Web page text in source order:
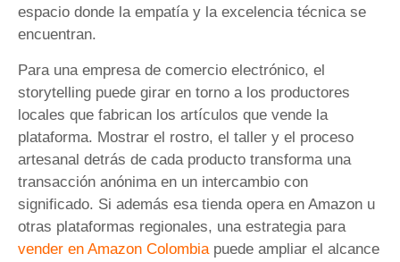
espacio donde la empatía y la excelencia técnica se
encuentran.
Para una empresa de comercio electrónico, el
storytelling puede girar en torno a los productores
locales que fabrican los artículos que vende la
plataforma. Mostrar el rostro, el taller y el proceso
artesanal detrás de cada producto transforma una
transacción anónima en un intercambio con
significado. Si además esa tienda opera en Amazon u
otras plataformas regionales, una estrategia para
vender en Amazon Colombiapuede ampliar el alcance